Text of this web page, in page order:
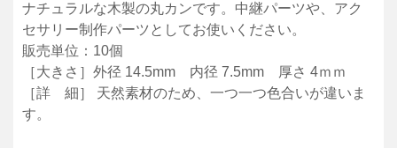
ナチュラルな木製の丸カンです。中継パーツや、アク
セサリー制作パーツとしてお使いください。
販売単位：10個
［大きさ］外径 14.5mm 内径 7.5mm 厚さ 4ｍｍ
［詳 細］ 天然素材のため、一つ一つ色合いが違いま
す。